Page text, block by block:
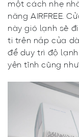
một cách nhẹ
năng AIRFREE.
này gió lạnh sẽ
ti trên nắp của
để duy trì độ
yên tĩnh cũng